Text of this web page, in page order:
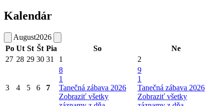
Kalendár
August2026
Po Ut St Št Pia So
Ne
27 28 29 30 31 1 2
3 4 5 6 7
8
1
Tanečná zábava 2026
Zobraziť všetky
9
1
Tanečná zábava 2026
Zobraziť všetky